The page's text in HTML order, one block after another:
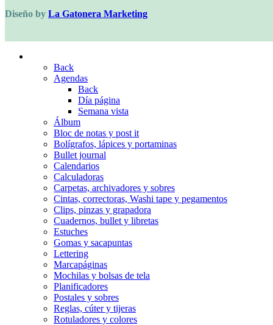
Diseño by La Gatonera Marketing
Back
Agendas
Back
Día página
Semana vista
Álbum
Bloc de notas y post it
Bolígrafos, lápices y portaminas
Bullet journal
Calendarios
Calculadoras
Carpetas, archivadores y sobres
Cintas, correctoras, Washi tape y pegamentos
Clips, pinzas y grapadora
Cuadernos, bullet y libretas
Estuches
Gomas y sacapuntas
Lettering
Marcapáginas
Mochilas y bolsas de tela
Planificadores
Postales y sobres
Reglas, cúter y tijeras
Rotuladores y colores